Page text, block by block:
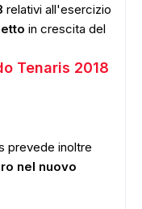
relativi all'esercizio
in crescita del
Tenaris 2018
prevede inoltre
nel nuovo